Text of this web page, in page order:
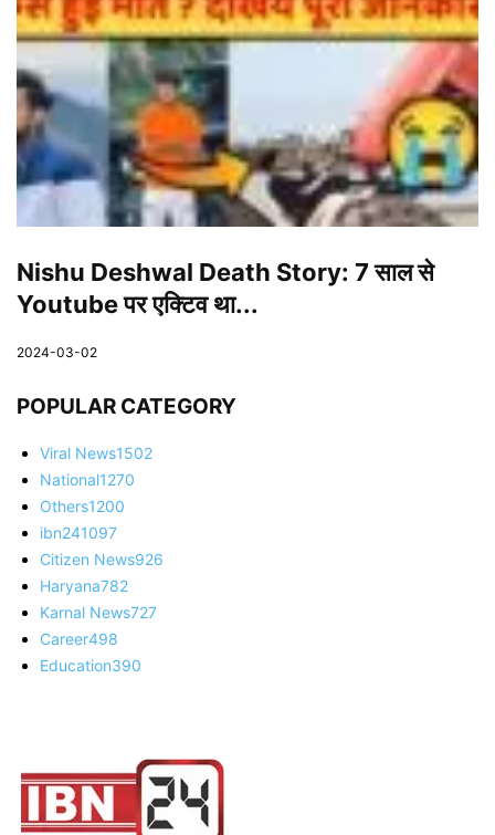
Nishu Deshwal Death Story: 7 साल से
Youtube पर एक्टिव था...
2024-03-02
POPULAR CATEGORY
Viral News1502
National1270
Others1200
ibn241097
Citizen News926
Haryana782
Karnal News727
Career498
Education390